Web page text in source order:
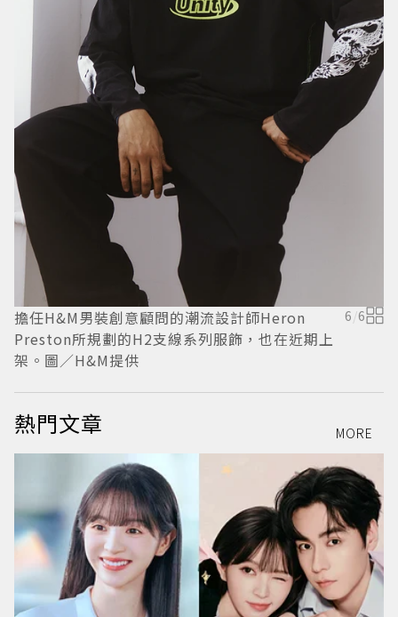
擔任H&M男裝創意顧問的潮流設計師Heron
Preston所規劃的H2支線系列服飾，也在近期上
架。圖／H&M提供
6 /6
熱門文章 MORE